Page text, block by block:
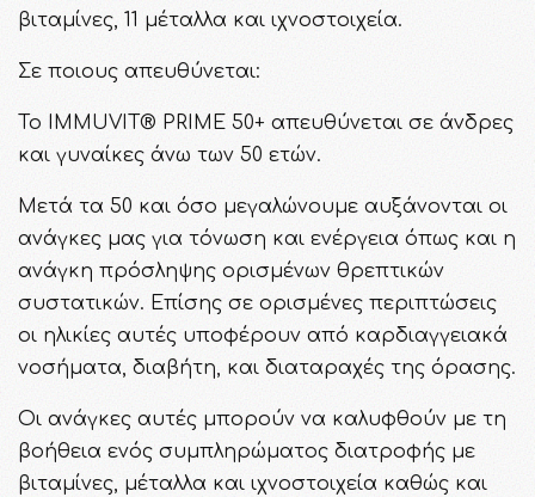
βιταμίνες, 11 μέταλλα και ιχνοστοιχεία.
Σε ποιους απευθύνεται:
To IMMUVIT® PRIME 50+ απευθύνεται σε άνδρες
και γυναίκες άνω των 50 ετών.
Μετά τα 50 και όσο μεγαλώνουμε αυξάνονται οι
ανάγκες μας για τόνωση και ενέργεια όπως και η
ανάγκη πρόσληψης ορισμένων θρεπτικών
συστατικών. Επίσης σε ορισμένες περιπτώσεις
οι ηλικίες αυτές υποφέρουν από καρδιαγγειακά
νοσήματα, διαβήτη, και διαταραχές της όρασης.
Οι ανάγκες αυτές μπορούν να καλυφθούν με τη
βοήθεια ενός συμπληρώματος διατροφής με
βιταμίνες, μέταλλα και ιχνοστοιχεία καθώς και